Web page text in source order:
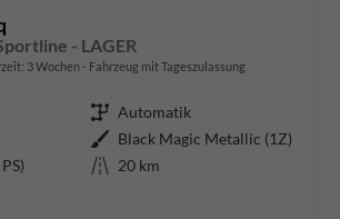
- LAGER
3 Wochen Fahrzeug mit Tageszulassung
Getriebe Automatik
Außenfarbe Black Magic Metallic (1Z)
Kilometerstand 20 km